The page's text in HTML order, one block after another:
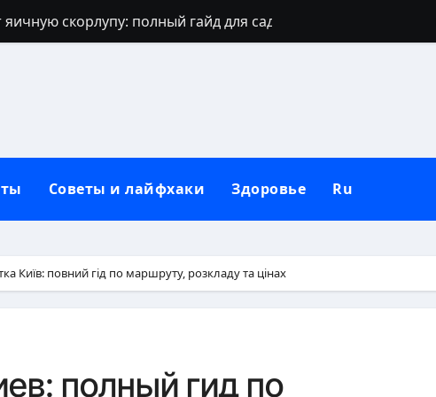
скорлупу: полный гайд для сада
духовный щит дома, семьи и сердца
рассаду перца без потерь
наследуют исключительно от отца
чтобы сформировать новую привычку
полный гид по правилам севооборота
Советы и лайфхаки Здоровье Ru
Київ: повний гід по маршруту, розкладу та цінах
полный гид по